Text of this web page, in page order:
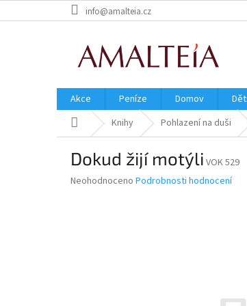
na
info@amalteia.cz
Akce Peníze Domov
Domů Knihy Pohlazení na duši
Dokud žijí motýli VOK 529
Průměrné
Neohodnoceno Podrobnosti hodnocení